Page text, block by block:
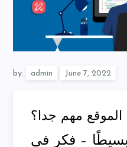
by: admin
الموقع مهم جدا؟
– فكر في